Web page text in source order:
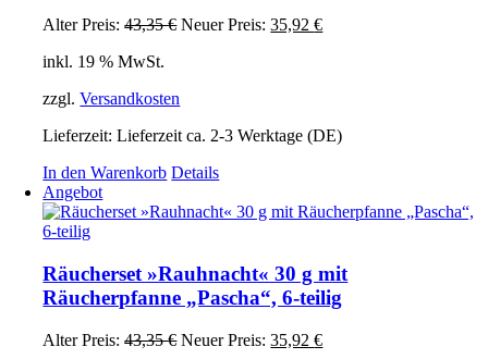
Alter Preis: 43,35€ Ursprünglicher
Neuer Preis: 35,92€Aktueller
inkl. 19 % MwSt.
zzgl.Versandkosten
Lieferzeit:Lieferzeit ca. 2-3 Werktage (DE)
In den Warenkorb Details
Angebot
Räucherset »Rauhnacht« 30 g mit
Räucherpfanne „Pascha“, 6-teilig
Alter Preis: 43,35€ Ursprünglicher
Neuer Preis: 35,92€Aktueller